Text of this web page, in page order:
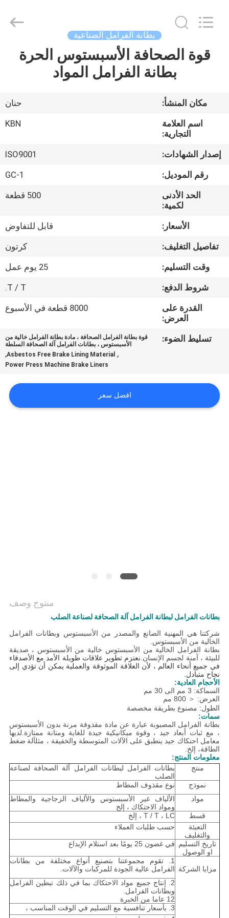
مسكن
معلومات
جولة
مراقبة
الجودة
اتصل
اطلب
خريطة
الموقع
Reserved.
بطانة الفرامل الصناعية
قوة الصحافة الأسبستوس الحرة
بطانة الفرامل المواد
مكان المنشأ:
حنان
اسم العلامة
التجارية:
KBN
إصدار الشهادات:
ISO9001
رقم الموديل:
GC-1
الحد الأدنى
لكمية:
500 قطعة
الأسعار:
قابل للتفاوض
تفاصيل التغليف:
كرتون
وقت التسليم:
25 يوم عمل
شروط الدفع:
T / T.
القدرة على
العرض:
8000 قطعة في الأسبوع
تسليط الضوء:
قوة بطانة الفرامل الصحافة ، مادة بطانة الفرامل خالية من
الأسبستوس ، بطانات الفرامل آلة الصحافة السلطة
,
Asbestos Free Brake Lining Material
,
Power Press Machine Brake Liners
افضل سعر
منتوج وصف
بطانات الفرامل لبطانة الفرامل آلة الصحافة لصناعة الصلب
شركتنا هي المهنية الصانع والمصدر من الأسبستوس وبطانات الفرامل
الخالية من الأسبستوس.
بطانة الفرامل الخالية من الأسبستوس خالية من الأسبستوس ، صديقة
للبيئة ، آمنة لجسم الإنسان.نعتزم تطوير علاقات طويلة الأمد مع الأصدقاء
في جميع أنحاء العالم ، لأن العلاقة الموثوقة والعملية يمكن أن تؤدي إلى
نجاح متبادل.
الأحجام العادية:
السماكة: 3 مم الى 30 مم
العرض: ＜ 800 مم
الطول: مصنوع بطريقة مخصصة
سمات:
بطانة الفرامل المصبوبة عبارة عن مادة مقذوفة مرنة بدون الأسبستوس
، مع ثبات أبعاد جيد ، وقوة ميكانيكية جيدة للغاية ومتانة ممتازة.لديها
معامل احتكاك جيد ينطبق على الآلات المتوسطة والخفيفة ، مثلآلة ضغط
الطاقة، إلخ.
معلومات المنتج:
منتج
بطانات الفرامل لبطانات الفرامل آلة الصحافة لصناعة
الصلب
نموذج
نوع مقذوف المطاط
مواد
الألياف غير الأسبستوس والألياف الزجاجية والمطاط
ومواد الاحتكاك ، إلخ
قسط
T / T ، LC ، إلخ
التعبئة
والتغليف
حسب طلبات العملاء
تاريخ التسليم
او الوصول
في غضون 25 يومًا بعد استلام الإيداع
مزايا الشركة
1. تقوم مجموعتنا بتصنيع أنواع مختلفة من بطانات
الفرامل عالية الجودة للمركبات والآلات.
2. إنتاج جميع مواد الاحتكاك بما في ذلك تبطين الفرامل
وبطانات الفرامل.
12 عاما من الخبرة
3. بأسعار تنافسية مع التسليم في الوقت المناسب ،